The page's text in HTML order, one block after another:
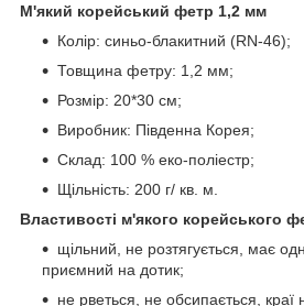
М'який корейський фетр 1,2 мм
Колір: синьо-блакитний (RN-46);
Товщина фетру: 1,2 мм;
Розмір: 20*30 см;
Виробник: Південна Корея;
Склад: 100 % еко-поліестр;
Щільність: 200 г/ кв. м.
Властивості м'якого корейського
щільний, не розтягується, має
приємний на дотик;
не рветься, не обсипається, краї